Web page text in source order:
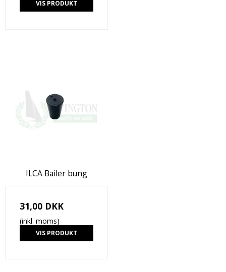
VIS PRODUKT
ILCA Bailer bung
31,00 DKK
(inkl. moms)
VIS PRODUKT